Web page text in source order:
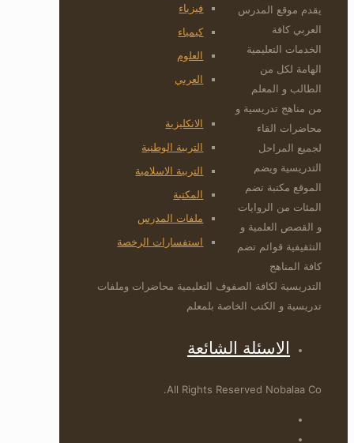
فيزياء
كيمياء
العلوم
العربي
الانكليزية
التربية الوطنية
التربية الاسلامية
المكتبة
ملفات المدرس
استفسارات الرخصة
يقدم موقع المدرس
العربي كافة
الخدمات التعليمية
الهامة لكل من
الطالب و المعلم
من مناهج تدريسية و
محاضرات القاء
لجميع المراحل
التدريسية ويضم
الموقع مكتبة تضم
المئات من الروايات
و القصص العلمية و
التثقيفية قوائم تضم
كافة المناهج
التدريسية لكافة الصفوف التعليمية محاضرات وملفات
تدريسية و الكتب الخاصة بلمعلم
الاسئلة الشائعة
All Rights Reserved Nobalaa Co.